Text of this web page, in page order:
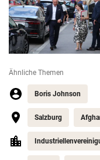
Ähnliche Themen
Boris Johnson
Salzburg